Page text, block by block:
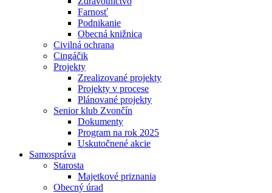
Farnosť
Podnikanie
Obecná knižnica
Civilná ochrana
Cingáčik
Projekty
Zrealizované projekty
Projekty v procese
Plánované projekty
Senior klub Zvončín
Dokumenty
Program na rok 2025
Uskutočnené akcie
Samospráva
Starosta
Majetkové priznania
Obecný úrad